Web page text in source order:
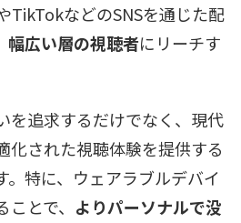
TikTokなどのSNSを通じた配
幅広い層の視聴者にリーチす
を追求するだけでなく、現代
化された視聴体験を提供する
。特に、ウェアラブルデバイ
とで、 よりパーソナルで没